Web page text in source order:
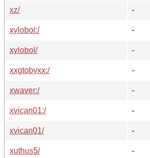
xz/
-
xylobol:/
-
xylobol/
-
xxgtobyxx:/
-
xwaver:/
-
xvican01:/
-
xvican01/
-
xuthus5/
-